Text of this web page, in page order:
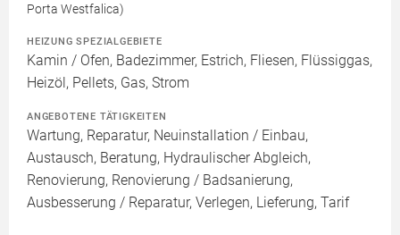
Porta Westfalica)
HEIZUNG SPEZIALGEBIETE
Kamin / Ofen, Badezimmer, Estrich, Fliesen, Flüssiggas,
Heizöl, Pellets, Gas, Strom
ANGEBOTENE TÄTIGKEITEN
Wartung, Reparatur, Neuinstallation / Einbau,
Austausch, Beratung, Hydraulischer Abgleich,
Renovierung, Renovierung / Badsanierung,
Ausbesserung / Reparatur, Verlegen, Lieferung, Tarif